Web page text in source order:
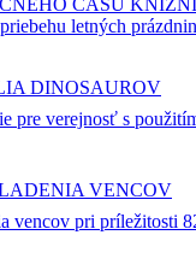
ČASU
letných
DINOSAUROV
pre verejnosť s
VENCOV
vencov pri príležitosti